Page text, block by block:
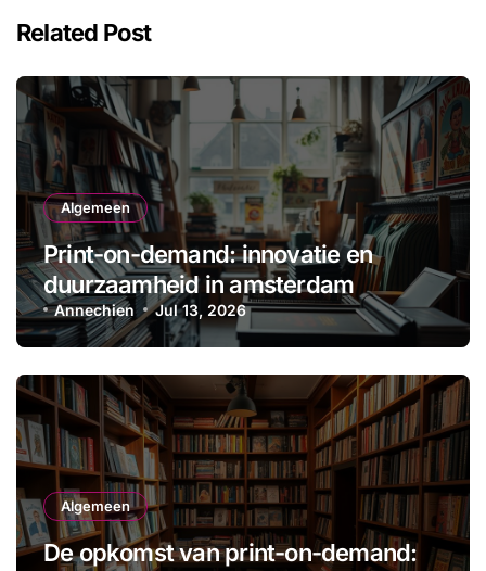
Related Post
Algemeen
Print-on-demand: innovatie en
duurzaamheid in amsterdam
Annechien Jul 13, 2026
Algemeen
De opkomst van print-on-demand: